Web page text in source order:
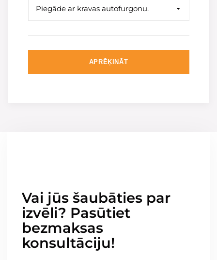
Piegāde ar kravas autofurgonu.
APRĒĶINĀT
Vai jūs šaubāties par
izvēli? Pasūtiet
bezmaksas
konsultāciju!